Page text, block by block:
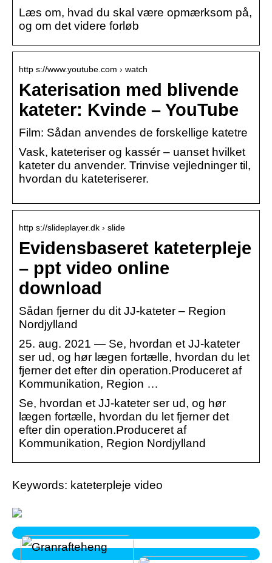
Læs om, hvad du skal være opmærksom på,
og om det videre forløb
http s://www.youtube.com › watch
Katerisation med blivende
kateter: Kvinde – YouTube
Film: Sådan anvendes de forskellige katetre
Vask, kateteriser og kassér – uanset hvilket
kateter du anvender. Trinvise vejledninger til,
hvordan du kateteriserer.
http s://slideplayer.dk › slide
Evidensbaseret kateterpleje
– ppt video online
download
Sådan fjerner du dit JJ-kateter – Region
Nordjylland
25. aug. 2021 — Se, hvordan et JJ-kateter
ser ud, og hør lægen fortælle, hvordan du let
fjerner det efter din operation.Produceret af
Kommunikation, Region …
Se, hvordan et JJ-kateter ser ud, og hør
lægen fortælle, hvordan du let fjerner det
efter din operation.Produceret af
Kommunikation, Region Nordjylland
Keywords: kateterpleje video